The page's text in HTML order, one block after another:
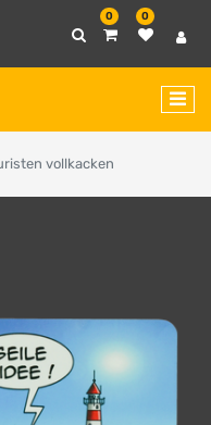
0 0
vollkacken